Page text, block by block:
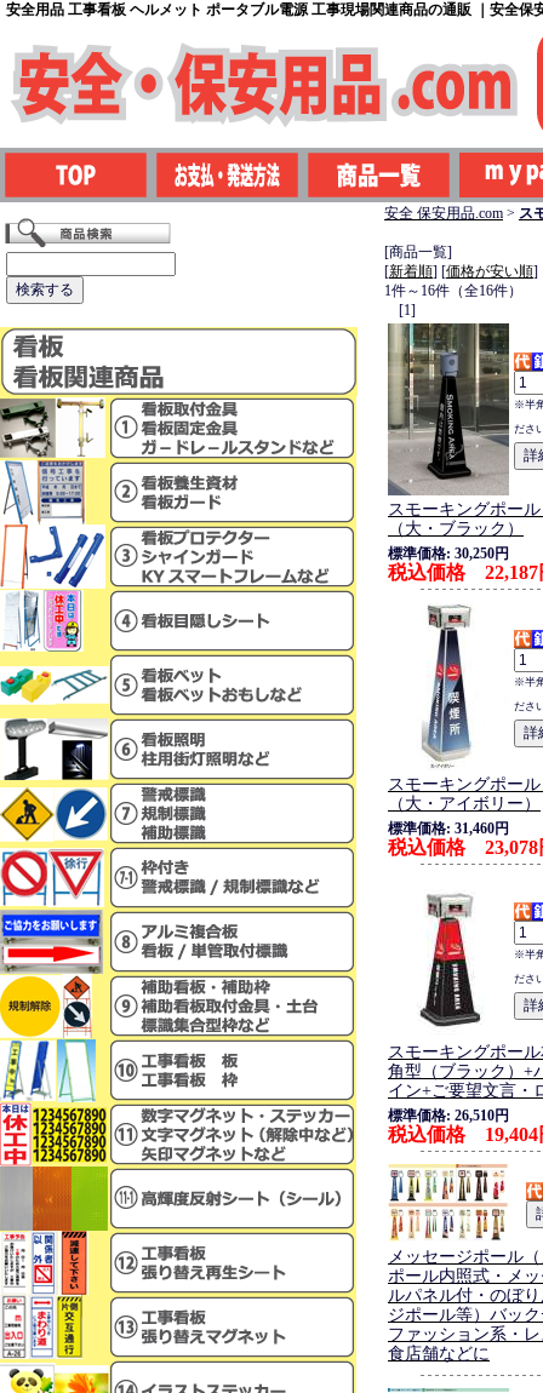
安全用品 工事看板 ヘルメット ポータブル電源 工事現場関連商品の通販 ｜安全保
安全 保安用品.com > ス
[商品一覧]
[新着順] [価格が安い順]
1件～16件（全16件）
[1]
※半
ださ
スモーキングポー
（大・ブラック）
標準価格: 30,250円
税込価格 22,187
※半
ださ
スモーキングポー
（大・アイボリー）
標準価格: 31,460円
税込価格 23,078
※半
ださ
スモーキングポー
角型（ブラック）+
イン+ご要望文言・
標準価格: 26,510円
税込価格 19,404
メッセージポール
ポール内照式・メ
ルパネル付・のぼ
ジポール等）バッ
ファッション系・
食店舗などに